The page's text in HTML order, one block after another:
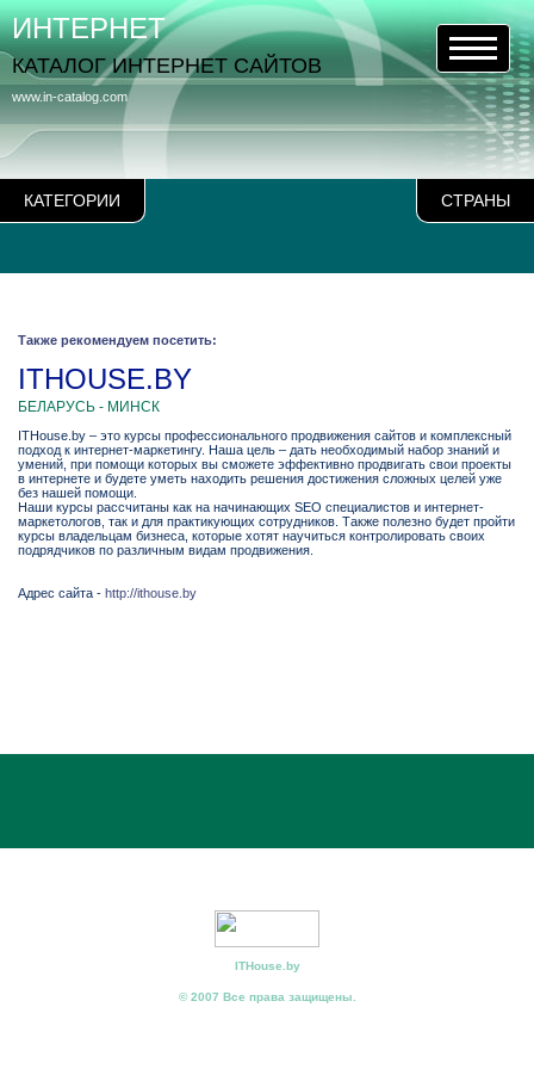
КАТЕГОРИИ СТРАНЫ
www.in-catalog.com
ИНТЕРНЕТ
КАТАЛОГ ИНТЕРНЕТ САЙТОВ
Также рекомендуем посетить:
ITHOUSE.BY
БЕЛАРУСЬ - МИНСК
ITHouse.by – это курсы профессионального продвижения сайтов и комплексный
подход к интернет-маркетингу. Наша цель – дать необходимый набор знаний и
умений, при помощи которых вы сможете эффективно продвигать свои проекты
в интернете и будете уметь находить решения достижения сложных целей уже
без нашей помощи.
Наши курсы рассчитаны как на начинающих SEO специалистов и интернет-
маркетологов, так и для практикующих сотрудников. Также полезно будет пройти
курсы владельцам бизнеса, которые хотят научиться контролировать своих
подрядчиков по различным видам продвижения.
Адрес сайта - http://ithouse.by
ITHouse.by
© 2007 Все права защищены.